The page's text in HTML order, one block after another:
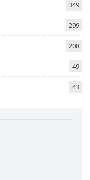
349
299
208
49
43